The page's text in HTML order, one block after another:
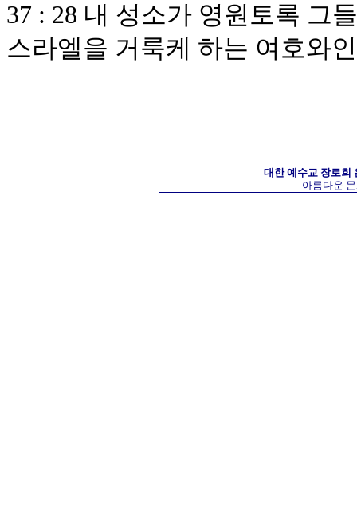
37 : 28 내 성소가 영원토록 그
스라엘을 거룩케 하는 여호와
대한 예수교 장로회
아름다운